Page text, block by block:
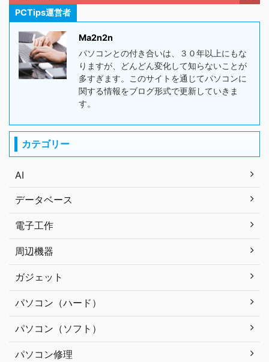
PCTips運営者
Ma2n2n
パソコンとの付き合いは、３０年以上にもな
りますが、どんどん変化して知らないことが
多すぎます。このサイトを通じてパソコンに
関する情報をブログ形式で更新していきま
す。
カテゴリー
AI
データベース
電子工作
周辺機器
ガジェット
パソコン（ハード）
パソコン（ソフト）
パソコン修理